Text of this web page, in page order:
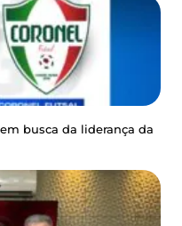
busca da liderança da